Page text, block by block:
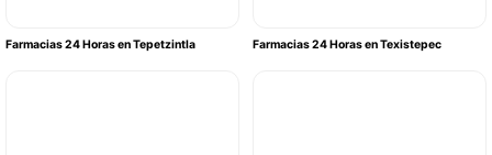
Farmacias 24 Horas en Tepetzintla Farmacias 24 Horas en Texistepec